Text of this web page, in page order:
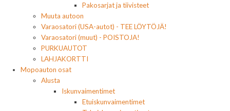
Pakosarjat ja tiivisteet
Muuta autoon
Varaosatori (USA-autot) - TEE LÖYTÖJÄ!
Varaosatori (muut) - POISTOJA!
PURKUAUTOT
LAHJAKORTTI
Mopoauton osat
Alusta
Iskunvaimentimet
Etuiskunvaimentimet